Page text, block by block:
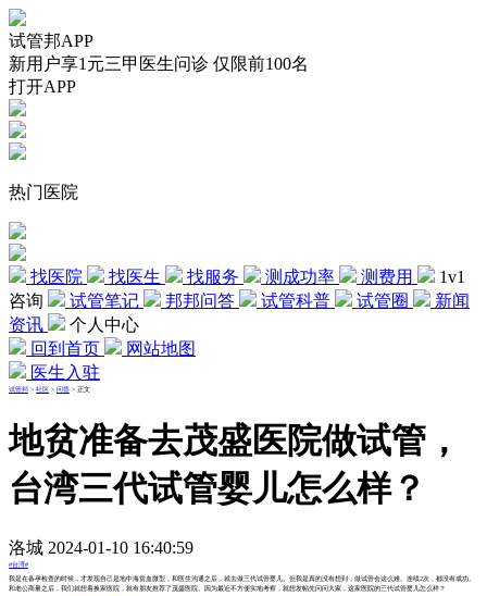
试管邦APP
新用户享1元三甲医生问诊 仅限前100名
打开APP
热门医院
找医院 找医生 找服务 测成功率 测费用
1v1
咨询
试管笔记 邦邦问答 试管科普 试管圈
新闻
资讯
个人中心
回到首页
网站地图
医生入驻
试管邦 > 社区 > 问答 > 正文
地贫准备去茂盛医院做试管，
台湾三代试管婴儿怎么样？
洛城 2024-01-10 16:40:59
#台湾#
我是在备孕检查的时候，才发现自己是地中海贫血微型，和医生沟通之后，就去做三代试管婴儿。但我是真的没有想到，做试管会这么难。连续2次，都没有成功。
和老公商量之后，我们就想着换家医院，就有朋友推荐了茂盛医院。因为最近不方便实地考察，就想发帖先问问大家，这家医院的三代试管婴儿怎么样？